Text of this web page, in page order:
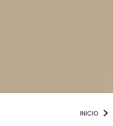
INICIO